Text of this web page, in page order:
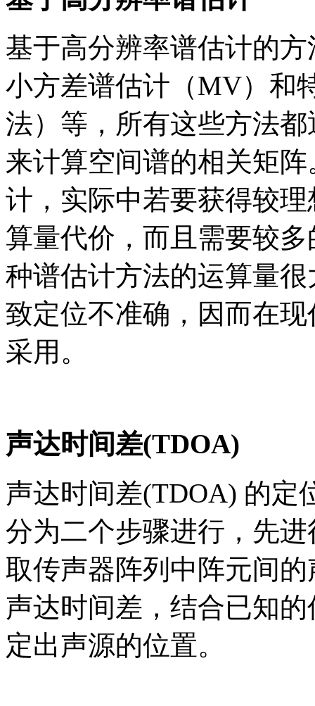
基于高分辨率谱估计的
小方差谱估计（MV）和
法）等，所有这些方法
来计算空间谱的相关矩
计，实际中若要获得较
算量代价，而且需要较
种谱估计方法的运算量
致定位不准确，因而在
采用。
声达时间差(TDOA)
声达时间差(TDOA) 的定
分为二个步骤进行，先
取传声器阵列中阵元间
声达时间差，结合已知
定出声源的位置。